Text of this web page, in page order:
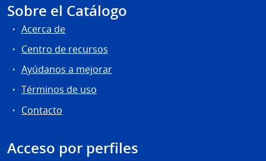
Sobre el Catálogo
Acerca de
Centro de recursos
Ayúdanos a mejorar
Términos de uso
Contacto
Acceso por perfiles